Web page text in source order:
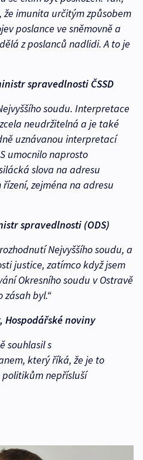
že imunita určitým způsobem
poslance ve sněmovně a
z poslanců nadlidi. A to je
spravedlnosti ČSSD
soudu. Interpretace
neudržitelná a je také
uznávanou interpretací
umocnilo naprosto
slova na adresu
zejména na adresu
spravedlnosti (ODS)
Nejvyššího soudu, a
justice, zatímco když jsem
Okresního soudu v Ostravě
byl.“
Hospodářské noviny
souhlasil s
který říká, že je to
nepřísluší